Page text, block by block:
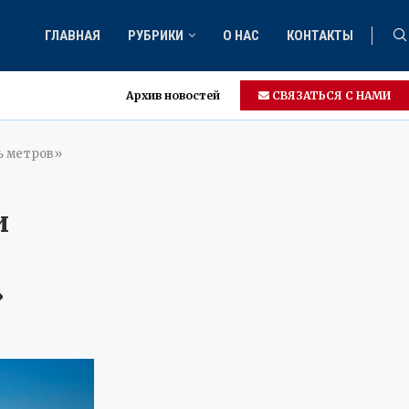
ГЛАВНАЯ РУБРИКИ О НАС КОНТАКТЫ
Архив новостей СВЯЗАТЬСЯ С НАМИ
метров»